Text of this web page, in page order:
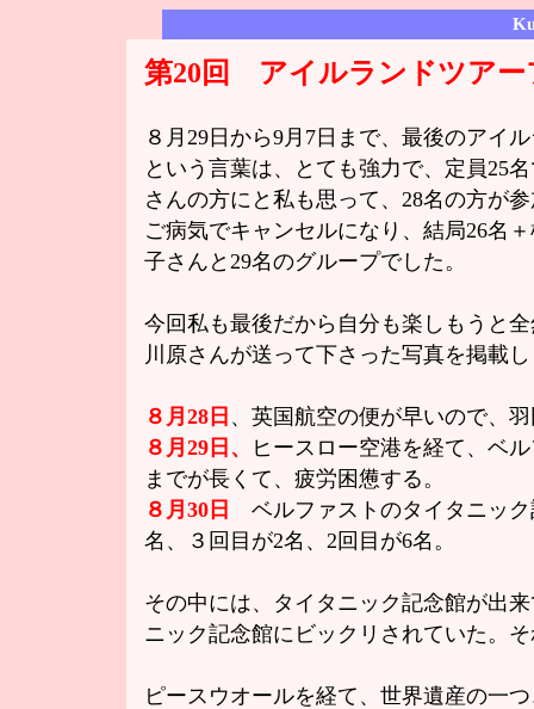
第20回 アイルランドツアー
８月29日から9月7日まで、最後のアイ
という言葉は、とても強力で、定員25
さんの方にと私も思って、28名の方が
ご病気でキャンセルになり、結局26名
子さんと29名のグループでした。
今回私も最後だから自分も楽しもうと
川原さんが送って下さった写真を掲載
８月28日 、英国航空の便が早いので、
８月29日、
ヒースロー空港を経て、ベ
までが長くて、疲労困憊する。
８月30日
ベルファストのタイタニッ
名、３回目が2名、2回目が6名。
その中には、タイタニック記念館が出
ニック記念館にビックリされていた。
ピースウオールを経て、世界遺産の一